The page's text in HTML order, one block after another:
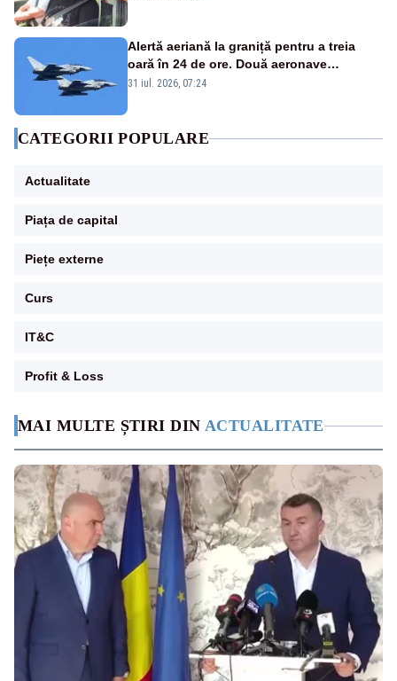
MAI MULTE ȘTIRI DIN ACTUALITATE
Alertă aeriană la graniță pentru a treia
oară în 24 de ore. Două aeronave
Eurofighter britanice au fost ridicate de la
31 iul. 2026, 07:24
CATEGORII POPULARE
Actualitate
Piața de capital
Piețe externe
Curs
IT&C
Profit & Loss